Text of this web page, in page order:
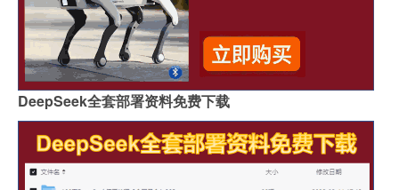
DeepSeek全套部署资料免费下载